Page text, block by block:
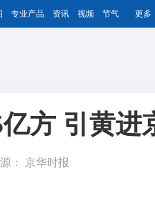
专业产品 资讯 视频 节气 更多
方 引黄进
： 京华时报